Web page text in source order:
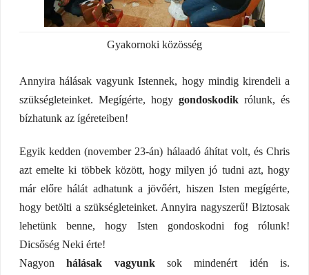
Gyakornoki közösség
Annyira hálásak vagyunk Istennek, hogy mindig kirendeli a
szükségleteinket. Megígérte, hogygondoskodikrólunk, és
bízhatunk az ígéreteiben!
Egyik kedden (november 23-án) hálaadó áhítat volt, és Chris
azt emelte ki többek között, hogy milyen jó tudni azt, hogy
már előre hálát adhatunk a jövőért, hiszen Isten megígérte,
hogy betölti a szükségleteinket. Annyira nagyszerű! Biztosak
lehetünk benne, hogy Isten gondoskodni fog rólunk!
Dicsőség Neki érte!
Nagyonhálásak vagyunksok mindenért idén is.